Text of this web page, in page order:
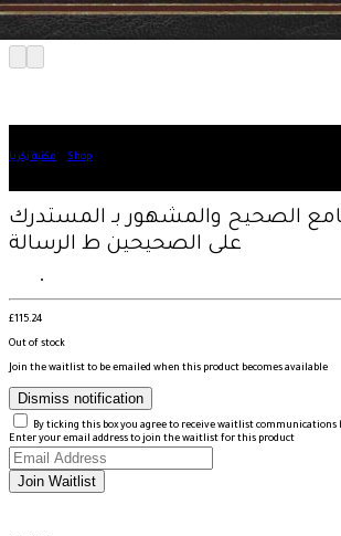
مكتبة زكريا Shop
الصحيح والمشهور بـ المستدرك
على الصحيحين ط الرسالة
£ 115.24
Out of stock
Join the waitlist to be emailed when this product becomes available
Dismiss notification
By ticking this box you agree to receive waitlist communications
Enter your email address to join the waitlist for this product
Join Waitlist